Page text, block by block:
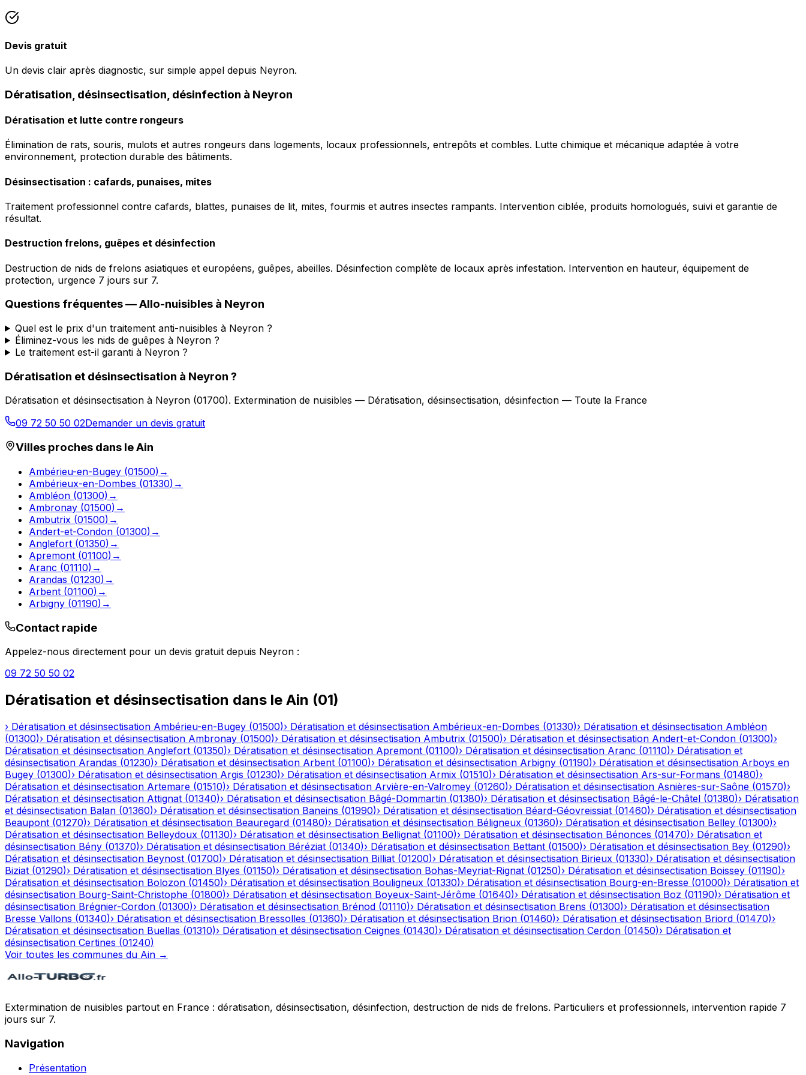
Devis gratuit
Un devis clair après diagnostic, sur simple appel depuis Neyron.
Dératisation, désinsectisation, désinfection à Neyron
Dératisation et lutte contre rongeurs
Élimination de rats, souris, mulots et autres rongeurs dans logements, locaux professionnels, entrepôts et combles. Lutte chimique et mécanique adaptée à votre
environnement, protection durable des bâtiments.
Désinsectisation : cafards, punaises, mites
Traitement professionnel contre cafards, blattes, punaises de lit, mites, fourmis et autres insectes rampants. Intervention ciblée, produits homologués, suivi et garantie de
résultat.
Destruction frelons, guêpes et désinfection
Destruction de nids de frelons asiatiques et européens, guêpes, abeilles. Désinfection complète de locaux après infestation. Intervention en hauteur, équipement de
protection, urgence 7 jours sur 7.
Questions fréquentes —Allo-nuisibles à Neyron
Quel est le prix d'un traitement anti-nuisibles à Neyron ?
Éliminez-vous les nids de guêpes à Neyron ?
Le traitement est-il garanti à Neyron ?
Dératisation et désinsectisation à Neyron ?
Dératisation et désinsectisation à Neyron (01700). Extermination de nuisibles — Dératisation, désinsectisation, désinfection — Toute la France
09 72 50 50 02Demander un devis gratuit
Villes proches dans leAin
Ambérieu-en-Bugey (01500) →
Ambérieux-en-Dombes (01330) →
Ambléon (01300) →
Ambronay (01500) →
Ambutrix (01500) →
Andert-et-Condon (01300) →
Anglefort (01350) →
Apremont (01100) →
Aranc (01110) →
Arandas (01230) →
Arbent (01100) →
Arbigny (01190) →
Contact rapide
Appelez-nous directement pour un devis gratuit depuis Neyron :
09 72 50 50 02
Dératisation et désinsectisation dans le Ain (01)
› Dératisation et désinsectisation Ambérieu-en-Bugey (01500)› Dératisation et désinsectisation Ambérieux-en-Dombes (01330)› Dératisation et désinsectisation Ambléon
(01300)› Dératisation et désinsectisation Ambronay (01500)› Dératisation et désinsectisation Ambutrix (01500)› Dératisation et désinsectisation Andert-et-Condon (01300)›
Dératisation et désinsectisation Anglefort (01350)› Dératisation et désinsectisation Apremont (01100)› Dératisation et désinsectisation Aranc (01110)› Dératisation et
désinsectisation Arandas (01230)› Dératisation et désinsectisation Arbent (01100)› Dératisation et désinsectisation Arbigny (01190)› Dératisation et désinsectisation Arboys en
Bugey (01300)› Dératisation et désinsectisation Argis (01230)› Dératisation et désinsectisation Armix (01510)› Dératisation et désinsectisation Ars-sur-Formans (01480)›
Dératisation et désinsectisation Artemare (01510)› Dératisation et désinsectisation Arvière-en-Valromey (01260)› Dératisation et désinsectisation Asnières-sur-Saône (01570)›
Dératisation et désinsectisation Attignat (01340)› Dératisation et désinsectisation Bâgé-Dommartin (01380)› Dératisation et désinsectisation Bâgé-le-Châtel (01380)› Dératisation
et désinsectisation Balan (01360)› Dératisation et désinsectisation Baneins (01990)› Dératisation et désinsectisation Béard-Géovreissiat (01460)› Dératisation et désinsectisation
Beaupont (01270)› Dératisation et désinsectisation Beauregard (01480)› Dératisation et désinsectisation Béligneux (01360)› Dératisation et désinsectisation Belley (01300)›
Dératisation et désinsectisation Belleydoux (01130)› Dératisation et désinsectisation Bellignat (01100)› Dératisation et désinsectisation Bénonces (01470)› Dératisation et
désinsectisation Bény (01370)› Dératisation et désinsectisation Béréziat (01340)› Dératisation et désinsectisation Bettant (01500)› Dératisation et désinsectisation Bey (01290)›
Dératisation et désinsectisation Beynost (01700)› Dératisation et désinsectisation Billiat (01200)› Dératisation et désinsectisation Birieux (01330)› Dératisation et désinsectisation
Biziat (01290)› Dératisation et désinsectisation Blyes (01150)› Dératisation et désinsectisation Bohas-Meyriat-Rignat (01250)› Dératisation et désinsectisation Boissey (01190)›
Dératisation et désinsectisation Bolozon (01450)› Dératisation et désinsectisation Bouligneux (01330)› Dératisation et désinsectisation Bourg-en-Bresse (01000)› Dératisation et
désinsectisation Bourg-Saint-Christophe (01800)› Dératisation et désinsectisation Boyeux-Saint-Jérôme (01640)› Dératisation et désinsectisation Boz (01190)› Dératisation et
désinsectisation Brégnier-Cordon (01300)› Dératisation et désinsectisation Brénod (01110)› Dératisation et désinsectisation Brens (01300)› Dératisation et désinsectisation
Bresse Vallons (01340)› Dératisation et désinsectisation Bressolles (01360)› Dératisation et désinsectisation Brion (01460)› Dératisation et désinsectisation Briord (01470)›
Dératisation et désinsectisation Buellas (01310)› Dératisation et désinsectisation Ceignes (01430)› Dératisation et désinsectisation Cerdon (01450)› Dératisation et
désinsectisation Certines (01240)
Voir toutes les communes du Ain →
Extermination de nuisibles partout en France : dératisation, désinsectisation, désinfection, destruction de nids de frelons. Particuliers et professionnels, intervention rapide 7
jours sur 7.
Navigation
Présentation